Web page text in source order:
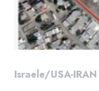
Israele/USA-IRAN